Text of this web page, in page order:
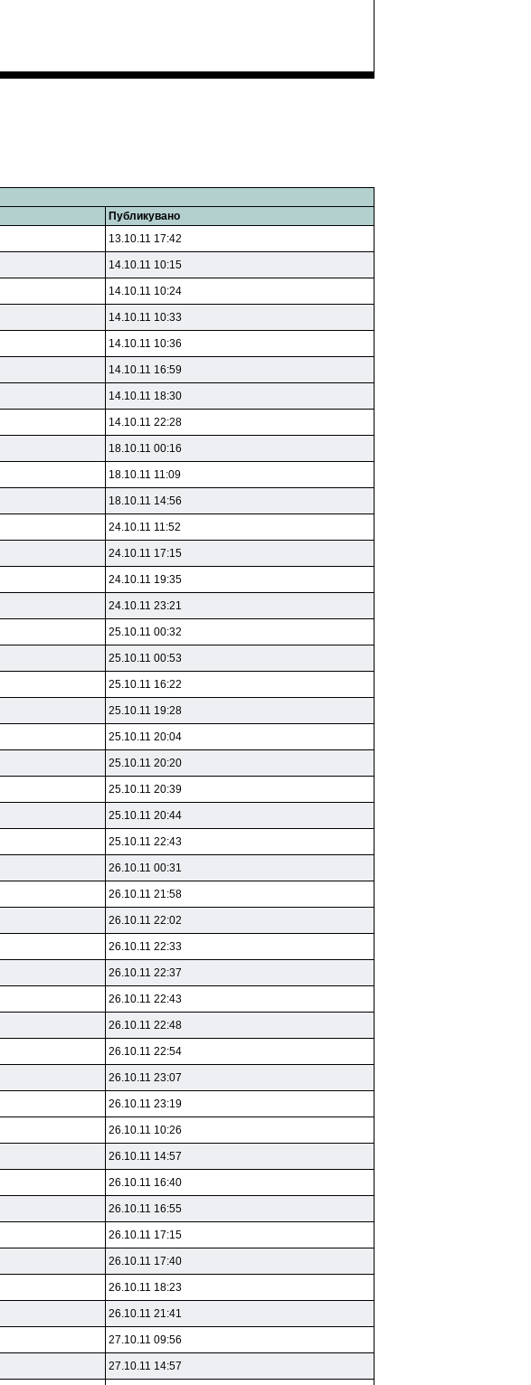
Публикувано
13.10.11 17:42
14.10.11 10:15
14.10.11 10:24
14.10.11 10:33
14.10.11 10:36
14.10.11 16:59
14.10.11 18:30
14.10.11 22:28
18.10.11 00:16
18.10.11 11:09
18.10.11 14:56
24.10.11 11:52
24.10.11 17:15
24.10.11 19:35
24.10.11 23:21
25.10.11 00:32
25.10.11 00:53
25.10.11 16:22
25.10.11 19:28
25.10.11 20:04
25.10.11 20:20
25.10.11 20:39
25.10.11 20:44
25.10.11 22:43
26.10.11 00:31
26.10.11 21:58
26.10.11 22:02
26.10.11 22:33
26.10.11 22:37
26.10.11 22:43
26.10.11 22:48
26.10.11 22:54
26.10.11 23:07
26.10.11 23:19
26.10.11 10:26
26.10.11 14:57
26.10.11 16:40
26.10.11 16:55
26.10.11 17:15
26.10.11 17:40
26.10.11 18:23
26.10.11 21:41
27.10.11 09:56
27.10.11 14:57